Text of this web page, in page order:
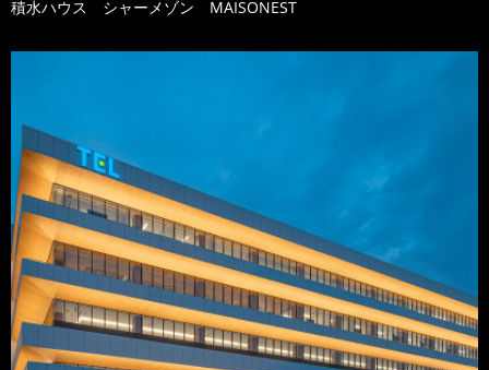
積水ハウス シャーメゾン MAISONEST